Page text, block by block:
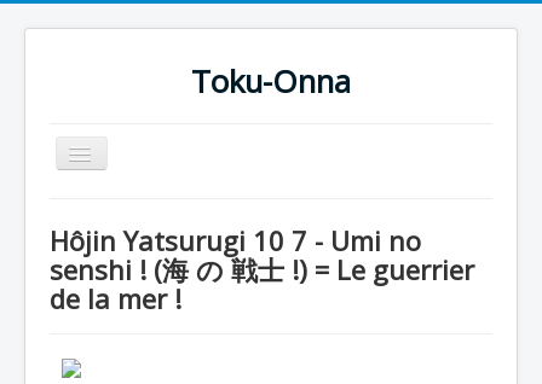
Toku-Onna
Basculer
la
Toku-Actrices
Toku-Critiques
Films
Hôjin Yatsurugi 10 7 - Umi no
senshi ! (海 の 戦士 !) = Le guerrier
de la mer !